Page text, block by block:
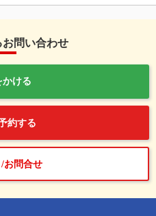
問い合わせ
かける
約する
お問合せ